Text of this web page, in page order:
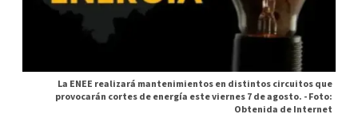
La ENEE realizará mantenimientos en distintos circuitos que
provocarán cortes de energía este viernes 7 de agosto. -Foto:
Obtenida de Internet